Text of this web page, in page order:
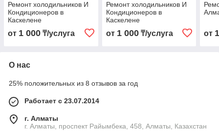
Ремонт холодильников И
Кондиционеров в
Каскелене
от 1 000 ₸/услуга
Ремонт холодильников И
Кондиционеров в
Каскелене
от 1 000₸/услуга от
О нас
25% положительных из 8 отзывов за год
Работает с 23.07.2014
г. Алматы
г. Алматы, проспект Райымбека, 458, Алматы, Казахстан